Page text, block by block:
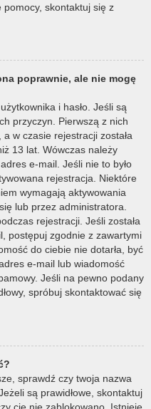
skontaktuj się z
poprawnie, ale nie mogę
i hasło. Jeśli są
przyczyn. Pierwszą z nich
a w czasie rejestracji została
13 lat. Wówczas należy
e-mail. Jeśli nie to było
rejestracja. Niektóre
wymagają aktywowania
lub przez administratora.
rejestracji. Jeśli została
postępuj zgodnie z zawartymi
do ciebie nie dotarła, być
e-mail lub wiadomość
Jeśli na pewno podany
spróbuj skontaktować się
sprawdź czy twoja nazwa
są prawidłowe, skontaktuj